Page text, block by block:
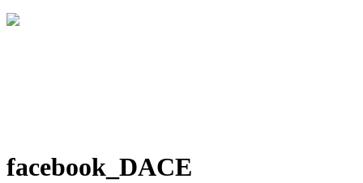
facebook_DACE